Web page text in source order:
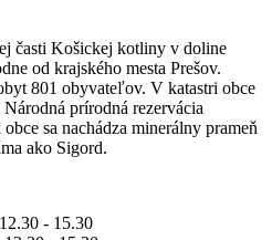
časti Košickej kotliny v doline
od krajského mesta Prešov.
801 obyvateľov. V katastri obce
prírodná rezervácia
sa nachádza minerálny prameň
ako Sigord.
- 15.30